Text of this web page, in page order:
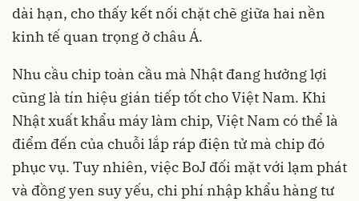
dài hạn, cho thấy kết nối chặt chẽ giữa hai nền
kinh tế quan trọng ở châu Á.
Nhu cầu chip toàn cầu mà Nhật đang hưởng lợi
cũng là tín hiệu gián tiếp tốt cho Việt Nam. Khi
Nhật xuất khẩu máy làm chip, Việt Nam có thể là
điểm đến của chuỗi lắp ráp điện tử mà chip đó
phục vụ. Tuy nhiên, việc BoJ đối mặt với lạm phát
và đồng yen suy yếu, chi phí nhập khẩu hàng tư